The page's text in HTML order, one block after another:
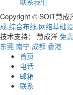
Copyright © SOIT慧成
成,综合布线,网络基础
技术支持： 慧成洋 免
东莞 南宁 成都 香港
首页
电话
邮箱
联系